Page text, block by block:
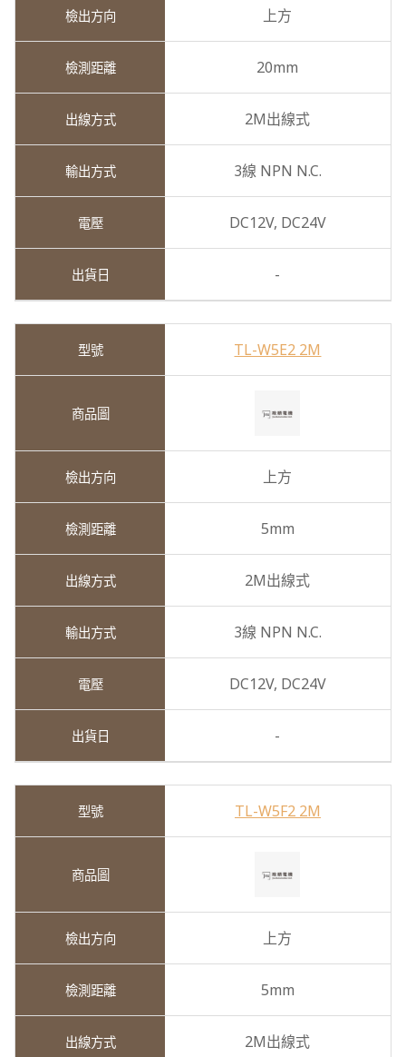
上方
20mm
2M出線式
3線 NPN N.C.
DC12V, DC24V
-
TL-W5E2 2M
上方
5mm
2M出線式
3線 NPN N.C.
DC12V, DC24V
-
TL-W5F2 2M
上方
5mm
2M出線式